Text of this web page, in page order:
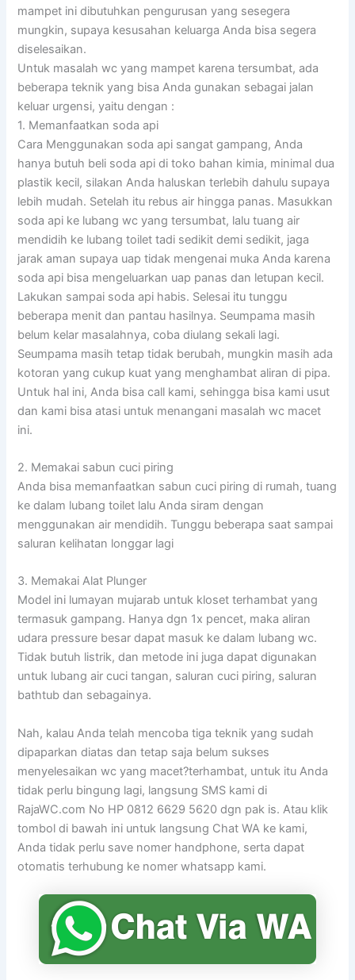
mampet ini dibutuhkan pengurusan yang sesegera
mungkin, supaya kesusahan keluarga Anda bisa segera
diselesaikan.
Untuk masalah wc yang mampet karena tersumbat, ada
beberapa teknik yang bisa Anda gunakan sebagai jalan
keluar urgensi, yaitu dengan :
1. Memanfaatkan soda api
Cara Menggunakan soda api sangat gampang, Anda
hanya butuh beli soda api di toko bahan kimia, minimal dua
plastik kecil, silakan Anda haluskan terlebih dahulu supaya
lebih mudah. Setelah itu rebus air hingga panas. Masukkan
soda api ke lubang wc yang tersumbat, lalu tuang air
mendidih ke lubang toilet tadi sedikit demi sedikit, jaga
jarak aman supaya uap tidak mengenai muka Anda karena
soda api bisa mengeluarkan uap panas dan letupan kecil.
Lakukan sampai soda api habis. Selesai itu tunggu
beberapa menit dan pantau hasilnya. Seumpama masih
belum kelar masalahnya, coba diulang sekali lagi.
Seumpama masih tetap tidak berubah, mungkin masih ada
kotoran yang cukup kuat yang menghambat aliran di pipa.
Untuk hal ini, Anda bisa call kami, sehingga bisa kami usut
dan kami bisa atasi untuk menangani masalah wc macet
ini.
2. Memakai sabun cuci piring
Anda bisa memanfaatkan sabun cuci piring di rumah, tuang
ke dalam lubang toilet lalu Anda siram dengan
menggunakan air mendidih. Tunggu beberapa saat sampai
saluran kelihatan longgar lagi
3. Memakai Alat Plunger
Model ini lumayan mujarab untuk kloset terhambat yang
termasuk gampang. Hanya dgn 1x pencet, maka aliran
udara pressure besar dapat masuk ke dalam lubang wc.
Tidak butuh listrik, dan metode ini juga dapat digunakan
untuk lubang air cuci tangan, saluran cuci piring, saluran
bathtub dan sebagainya.
Nah, kalau Anda telah mencoba tiga teknik yang sudah
dipaparkan diatas dan tetap saja belum sukses
menyelesaikan wc yang macet?terhambat, untuk itu Anda
tidak perlu bingung lagi, langsung SMS kami di
RajaWC.com No HP 0812 6629 5620 dgn pak is. Atau klik
tombol di bawah ini untuk langsung Chat WA ke kami,
Anda tidak perlu save nomer handphone, serta dapat
otomatis terhubung ke nomer whatsapp kami.